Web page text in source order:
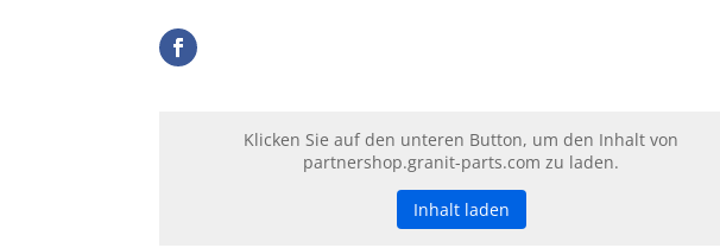
Klicken Sie auf den unteren Button, um den Inhalt von
partnershop.granit-parts.com zu laden.
Inhalt laden